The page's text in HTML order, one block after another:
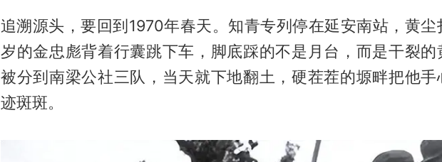
追溯源头，要回到1970年春天。知青专列停在延安南站，黄尘
岁的金忠彪背着行囊跳下车，脚底踩的不是月台，而是干裂的
被分到南梁公社三队，当天就下地翻土，硬茬茬的塬畔把他手
迹斑斑。